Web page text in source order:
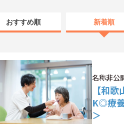
おすすめ順 新着順
名称非
【和
K◎療
＞